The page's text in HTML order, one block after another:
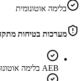
בלימה אוטונומית
מערכות בטיחות
AEB בלימה אוטונומית כולל זיהוי הולכי רגל ואופניים